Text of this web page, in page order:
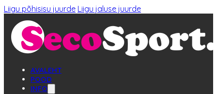
Liigu põhisisu juurde Liigu jaluse juurde
AVALEHT
POOD
INFO